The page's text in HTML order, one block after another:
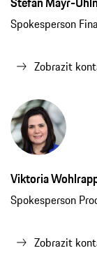
Viktoria
Zobrazit
Linda Riechers